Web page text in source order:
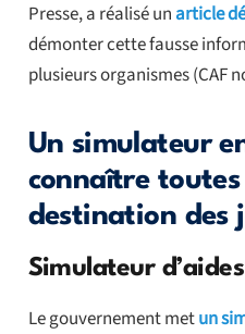
Presse, a réalisé unarticle
démonter cette fausse
plusieurs organismes (CAF
Un simulateur
connaître toutes
destination des
Simulateur
Le gouvernement metun